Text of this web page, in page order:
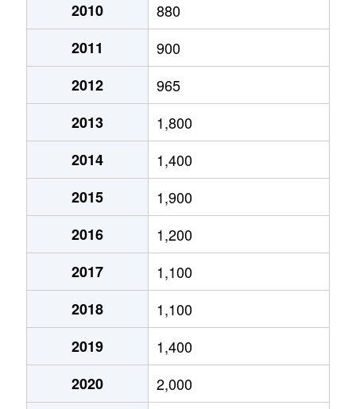
2010
880
2011
900
2012
965
2013
1,800
2014
1,400
2015
1,900
2016
1,200
2017
1,100
2018
1,100
2019
1,400
2020
2,000